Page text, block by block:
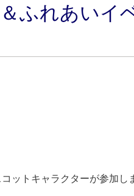
ふれあいイ
ットキャラクターが参加し